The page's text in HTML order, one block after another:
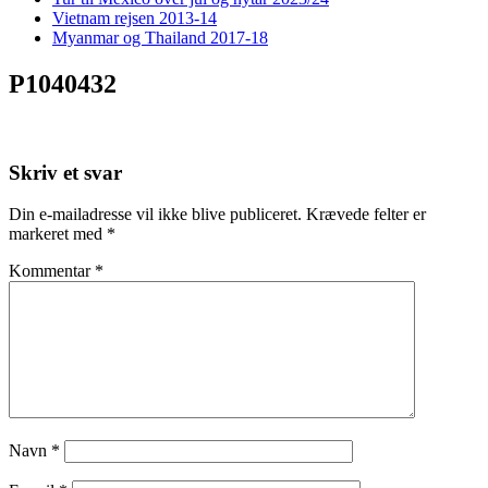
Vietnam rejsen 2013-14
Myanmar og Thailand 2017-18
P1040432
Skriv et svar
Din e-mailadresse vil ikke blive publiceret. Krævede felter er
markeret med *
Kommentar *
Navn *